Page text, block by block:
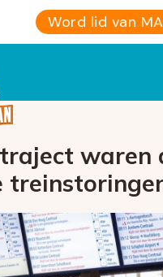
Word lid van
waren